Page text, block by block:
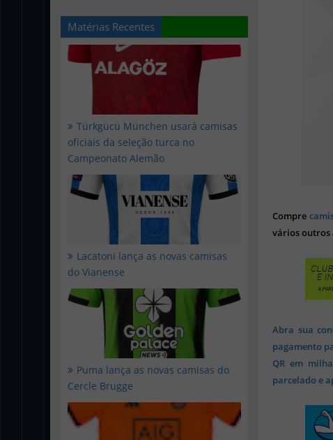
Matérias Recentes
Türkgücü München usará camisas
oficiais da seleção turca no
Campeonato Alemão
Lacatoni lança as novas camisas
do Vianense
Puma lança as novas camisas do
Cercle Brugge
Compre
vários outros
Abra sua
pagamento
QR em
parcelado e